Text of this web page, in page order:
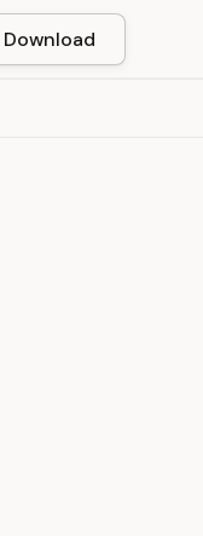
Download